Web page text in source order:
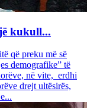
kukull...
që preku më së
demografike” të
në vite, erdhi
drejt ultësirës,